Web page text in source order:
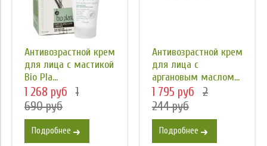
Антивозрастной крем
для лица с мастикой
Bio Pla...
1 268 руб
1
690 руб
Подробнее
Антивозрастной крем
для лица с
аргановым маслом...
1 795 руб
2
244 руб
Подробнее